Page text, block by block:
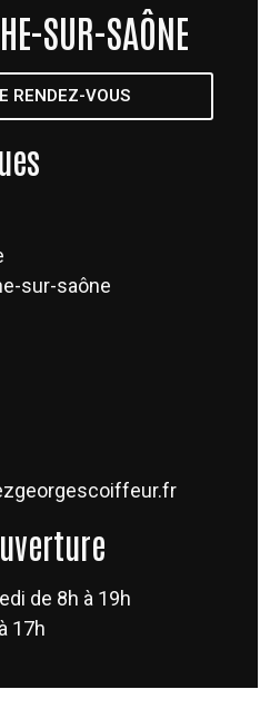
SUR-SAÔNE
RENDEZ-VOUS
sur-saône
de 8h à 19h
17h